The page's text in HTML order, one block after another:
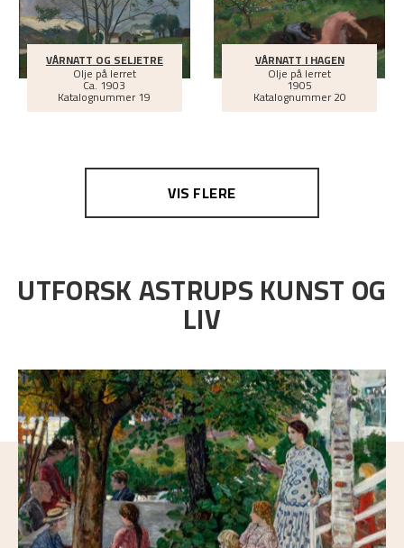
VÅRNATT OG SELJETRE
Olje på lerret
Ca.1903
Katalognummer 19
VÅRNATT I HAGEN
Olje på lerret
1905
Katalognummer 20
VIS FLERE
UTFORSK ASTRUPS KUNST OG
LIV